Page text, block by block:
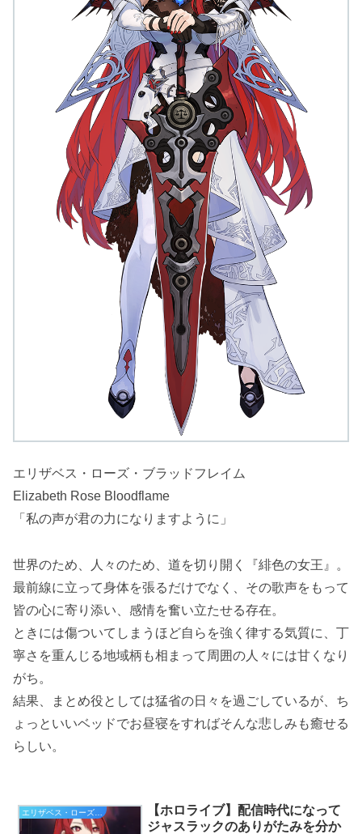
エリザベス・ローズ・ブラッドフレイム
Elizabeth Rose Bloodflame
「私の声が君の力になりますように」
世界のため、人々のため、道を切り開く『緋色の女王』。
最前線に立って身体を張るだけでなく、その歌声をもって
皆の心に寄り添い、感情を奮い立たせる存在。
ときには傷ついてしまうほど自らを強く律する気質に、丁
寧さを重んじる地域柄も相まって周囲の人々には甘くなり
がち。
結果、まとめ役としては猛省の日々を過ごしているが、ち
ょっといいベッドでお昼寝をすればそんな悲しみも癒せる
らしい。
【ホロライブ】配信時代になって
ジャスラックのありがたみを分か